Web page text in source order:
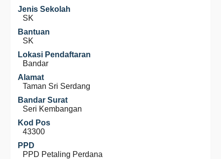
Jenis Sekolah
SK
Bantuan
SK
Lokasi Pendaftaran
Bandar
Alamat
Taman Sri Serdang
Bandar Surat
Seri Kembangan
Kod Pos
43300
PPD
PPD Petaling Perdana